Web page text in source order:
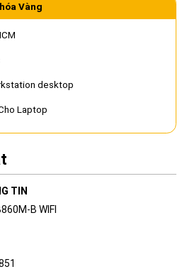
Vàng
desktop
Laptop
TIN
B WIFI